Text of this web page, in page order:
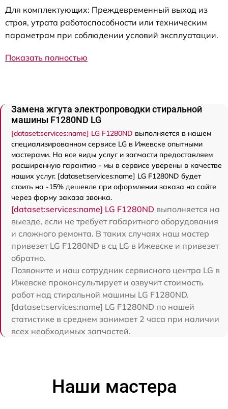
Для комплектующих: Преждевременный выход из
строя, утрата работоспособности или техническим
параметрам при соблюдении условий эксплуатации.
Показать полностью
Замена жгута электропроводки стиральной
машины F1280ND LG
[dataset:services:name] LG F1280ND выполняется в нашем
специализированном сервисе LG в Ижевске опытными
мастерами. На все виды услуг и запчасти предоставляем
расширенную гарантию - мы в сервисе уверены в качестве
наших услуг. [dataset:services:name] LG F1280ND будет
стоить на -15% дешевле при оформлении заказа на сайте
через форму заказа звонка.
[dataset:services:name] LG F1280ND выполняется на
выезде, если не требует габаритного оборудования
и сложного ремонта. В таких случаях наш мастер
привезет LG F1280ND в сц LG в Ижевске и привезет
обратно.
Позвоните и наш сотрудник сервисного центра LG в
Ижевске проконсультирует и озвучит стоимость
работ над стиральной машины LG F1280ND.
[dataset:services:name] LG F1280ND по нашей
статистике в среднем занимает 2 часа при наличии
всех необходимых запчастей.
Наши мастера